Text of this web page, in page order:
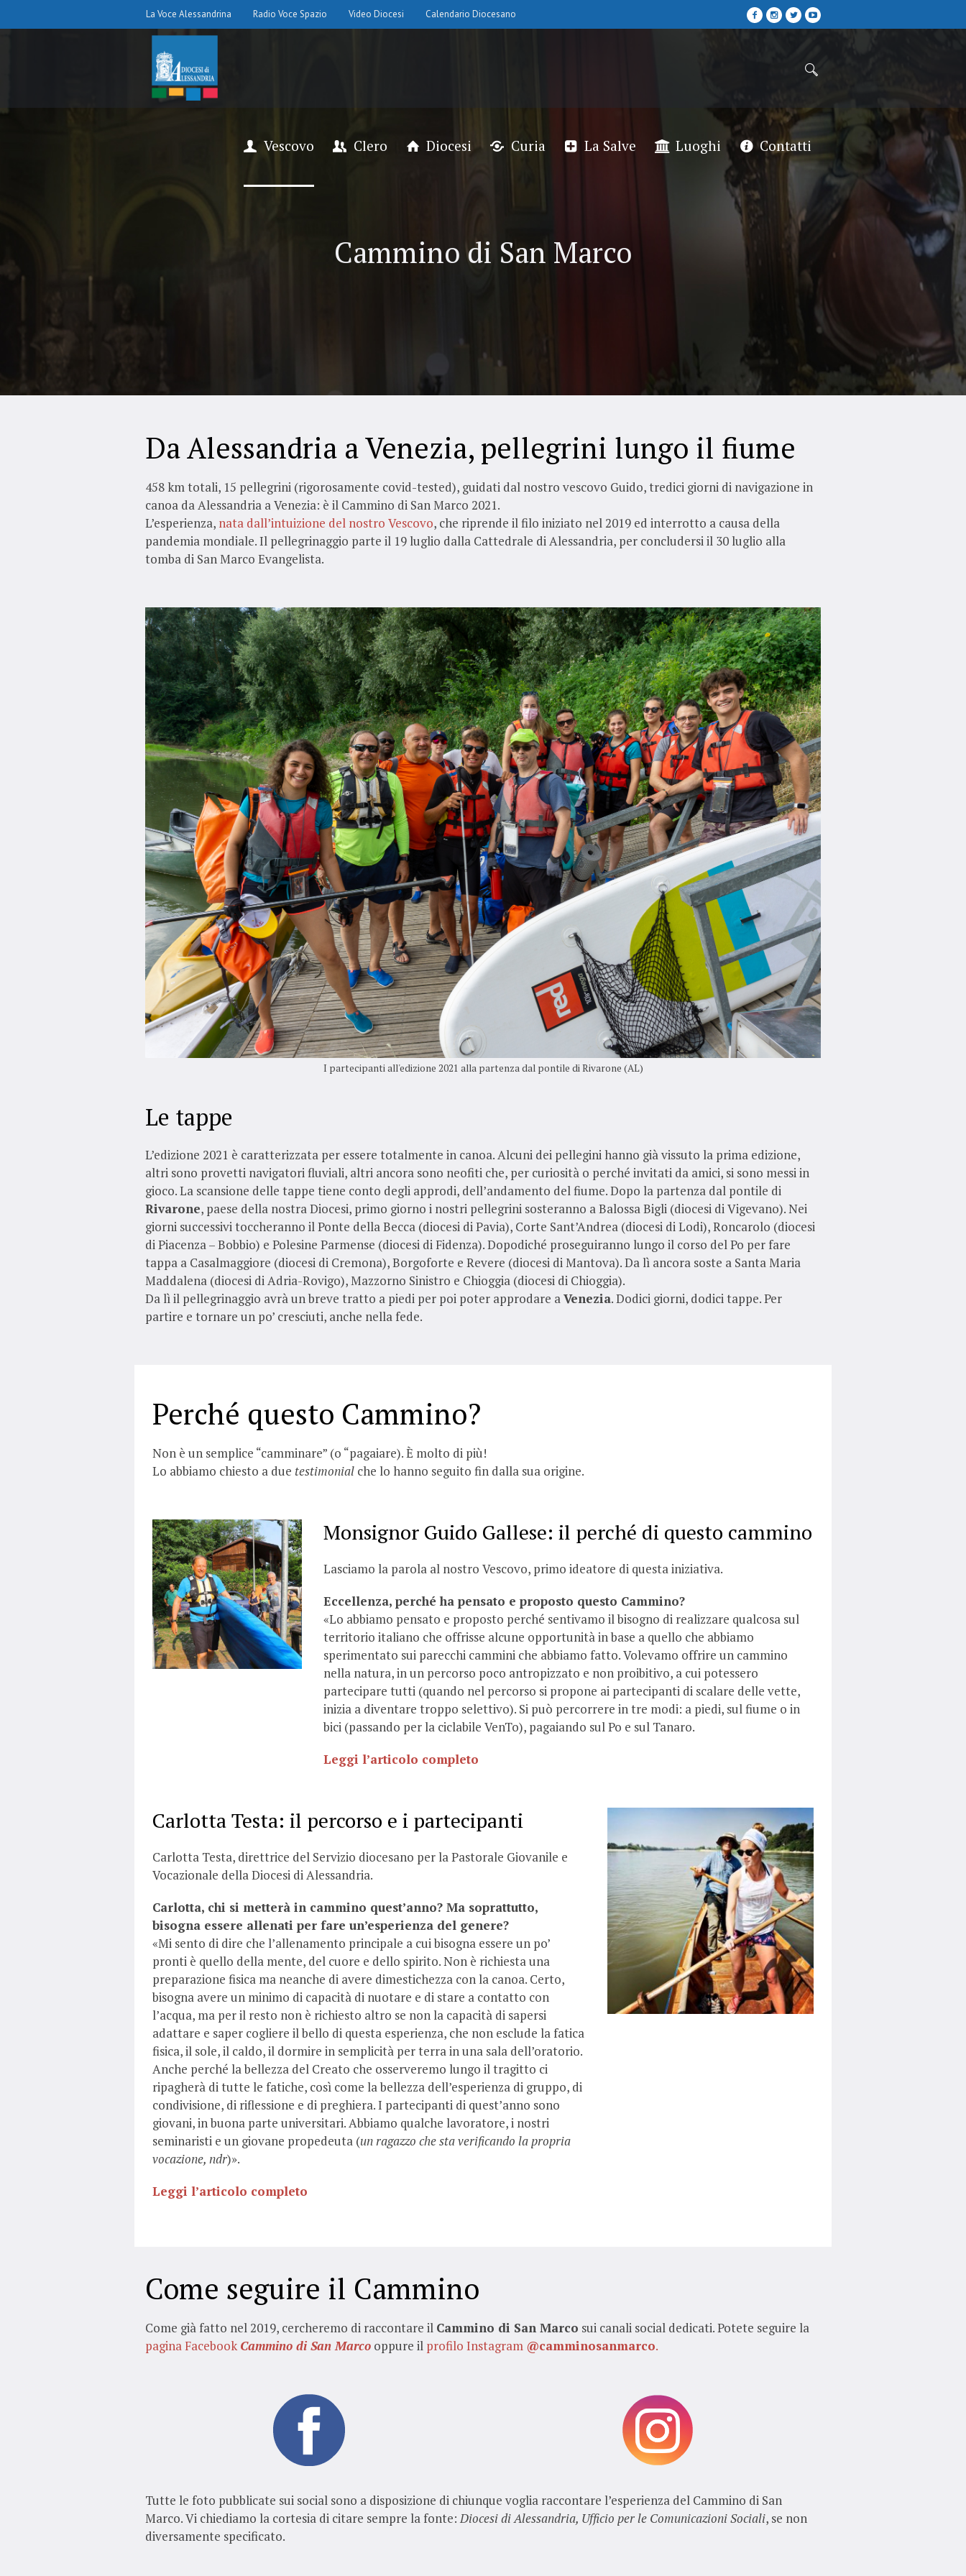
La Voce Alessandrina Radio Voce Spazio Video Diocesi Calendario Diocesano
Vescovo Clero Diocesi Curia La Salve Luoghi Contatti
Cammino di San Marco
Da Alessandria a Venezia, pellegrini lungo il fiume
458 km totali, 15 pellegrini (rigorosamente covid-tested), guidati dal nostro vescovo Guido, tredici giorni di navigazione in
canoa da Alessandria a Venezia: è il Cammino di San Marco 2021.
L’esperienza, nata dall’intuizione del nostro Vescovo, che riprende il filo iniziato nel 2019 ed interrotto a causa della
pandemia mondiale. Il pellegrinaggio parte il 19 luglio dalla Cattedrale di Alessandria, per concludersi il 30 luglio alla
tomba di San Marco Evangelista.
I partecipanti all'edizione 2021 alla partenza dal pontile di Rivarone (AL)
Le tappe
L’edizione 2021 è caratterizzata per essere totalmente in canoa. Alcuni dei pellegini hanno già vissuto la prima edizione,
altri sono provetti navigatori fluviali, altri ancora sono neofiti che, per curiosità o perché invitati da amici, si sono messi in
gioco. La scansione delle tappe tiene conto degli approdi, dell’andamento del fiume. Dopo la partenza dal pontile di
Rivarone, paese della nostra Diocesi, primo giorno i nostri pellegrini sosteranno a Balossa Bigli (diocesi di Vigevano). Nei
giorni successivi toccheranno il Ponte della Becca (diocesi di Pavia), Corte Sant’Andrea (diocesi di Lodi), Roncarolo (diocesi
di Piacenza – Bobbio) e Polesine Parmense (diocesi di Fidenza). Dopodiché proseguiranno lungo il corso del Po per fare
tappa a Casalmaggiore (diocesi di Cremona), Borgoforte e Revere (diocesi di Mantova). Da lì ancora soste a Santa Maria
Maddalena (diocesi di Adria-Rovigo), Mazzorno Sinistro e Chioggia (diocesi di Chioggia).
Da lì il pellegrinaggio avrà un breve tratto a piedi per poi poter approdare aVenezia. Dodici giorni, dodici tappe. Per
partire e tornare un po’ cresciuti, anche nella fede.
Perché questo Cammino?
Non è un semplice “camminare” (o “pagaiare). È molto di più!
Lo abbiamo chiesto a due testimonial che lo hanno seguito fin dalla sua origine.
Monsignor Guido Gallese: il perché di questo cammino
Lasciamo la parola al nostro Vescovo, primo ideatore di questa iniziativa.
Eccellenza, perché ha pensato e proposto questo Cammino?
«Lo abbiamo pensato e proposto perché sentivamo il bisogno di realizzare qualcosa sul
territorio italiano che offrisse alcune opportunità in base a quello che abbiamo
sperimentato sui parecchi cammini che abbiamo fatto. Volevamo offrire un cammino
nella natura, in un percorso poco antropizzato e non proibitivo, a cui potessero
partecipare tutti (quando nel percorso si propone ai partecipanti di scalare delle vette,
inizia a diventare troppo selettivo). Si può percorrere in tre modi: a piedi, sul fiume o in
bici (passando per la ciclabile VenTo), pagaiando sul Po e sul Tanaro.
Leggi l’articolo completo
Carlotta Testa: il percorso e i partecipanti
Carlotta Testa, direttrice del Servizio diocesano per la Pastorale Giovanile e
Vocazionale della Diocesi di Alessandria.
Carlotta, chi si metterà in cammino quest’anno? Ma soprattutto,
bisogna essere allenati per fare un’esperienza del genere?
«Mi sento di dire che l’allenamento principale a cui bisogna essere un po’
pronti è quello della mente, del cuore e dello spirito. Non è richiesta una
preparazione fisica ma neanche di avere dimestichezza con la canoa. Certo,
bisogna avere un minimo di capacità di nuotare e di stare a contatto con
l’acqua, ma per il resto non è richiesto altro se non la capacità di sapersi
adattare e saper cogliere il bello di questa esperienza, che non esclude la fatica
fisica, il sole, il caldo, il dormire in semplicità per terra in una sala dell’oratorio.
Anche perché la bellezza del Creato che osserveremo lungo il tragitto ci
ripagherà di tutte le fatiche, così come la bellezza dell’esperienza di gruppo, di
condivisione, di riflessione e di preghiera. I partecipanti di quest’anno sono
giovani, in buona parte universitari. Abbiamo qualche lavoratore, i nostri
seminaristi e un giovane propedeuta (un ragazzo che sta verificando la propria
vocazione, ndr)».
Leggi l’articolo completo
Come seguire il Cammino
Come già fatto nel 2019, cercheremo di raccontare il Cammino di San Marco sui canali social dedicati. Potete seguire la
pagina FacebookCammino di San Marco oppure il profilo Instagram @camminosanmarco.
Tutte le foto pubblicate sui social sono a disposizione di chiunque voglia raccontare l’esperienza del Cammino di San
Marco. Vi chiediamo la cortesia di citare sempre la fonte:Diocesi di Alessandria, Ufficio per le Comunicazioni Sociali, se non
diversamente specificato.